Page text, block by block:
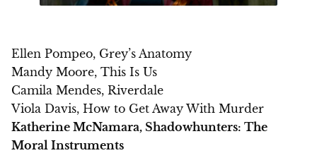
Ellen Pompeo, Grey’s Anatomy
Mandy Moore, This Is Us
Camila Mendes, Riverdale
Viola Davis, How to Get Away With Murder
Katherine McNamara, Shadowhunters: The
Moral Instruments